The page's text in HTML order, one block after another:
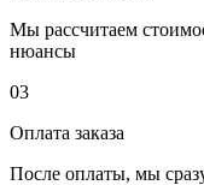
Мы рассчитаем
нюансы
03
Оплата заказа
После оплаты, мы